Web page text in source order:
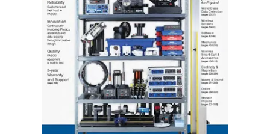
2021 Science Technology Catalog
2021 Physics and Engineering